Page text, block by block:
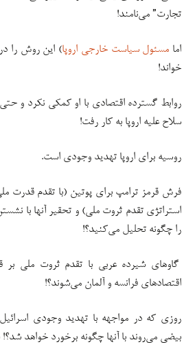
تجارت” می‌نامند!
اما مسئول سیاست خارجی اروپا) این روش را
خواند!
روابط گسترده اقتصادی با او کمکی نکرد و
سلاح علیه اروپا به کار رفت!
روسیه برای اروپا تهدید وجودی است.
فرش قرمز ترامپ برای پوتین (با تقدم قدرت
استراتژی تقدم ثروت ملی) و تحقیر آنها با
را چگونه تحلیل می‌کنید؟!
گاوهای شیرده عربی با تقدم ثروت ملی بر
اقتصادهای فرانسه و آلمان می‌شوند؟!
روزی که در مواجهه با تهدید وجودی
بیضی می‌روند با آنها چگونه برخورد خواهد شد؟!